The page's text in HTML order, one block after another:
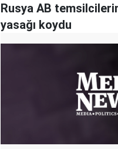
Rusya AB
yasağı koydu